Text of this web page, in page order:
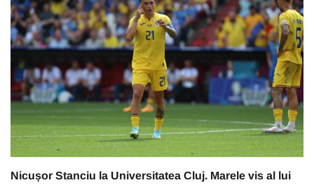
Nicușor Stanciu la Universitatea Cluj. Marele vis al lui